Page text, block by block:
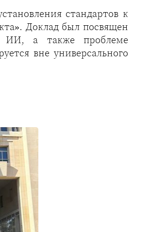
стандартов к
Доклад был посвящен
ИИ, а также проблеме
вне универсального